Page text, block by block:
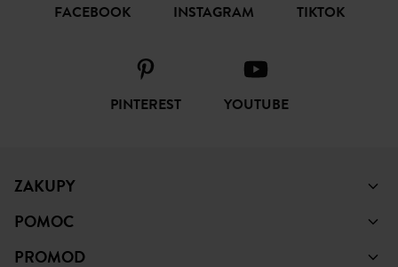
FACEBOOK INSTAGRAM TIKTOK
PINTEREST YOUTUBE
ZAKUPY
POMOC
PROMOD